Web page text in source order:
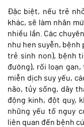
Đặc biệt, nếu trẻ
khác, sẽ làm nhân
nhiều lần. Các
như hen suyễn, bệnh
trẻ sinh non), bệnh
đường), rối loạn
miễn dịch suy yếu,
não, tủy sống, dây
động kinh, đột quỵ,
những yếu tố nguy
liên quan đến bệnh